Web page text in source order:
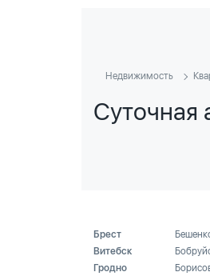
Недвижимость
Суточная
Брест
Витебск
Гродно